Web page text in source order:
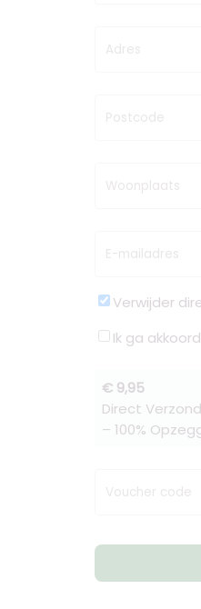
Adres
Postcode
Woonplaats
E-mailadres
Verwijder
Ik ga
€ 9,95
Direct
– 100%
Voucher code